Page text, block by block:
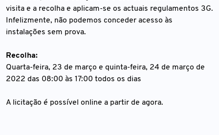
visita e a recolha e aplicam-se os actuais regulamentos 3G.
Infelizmente, não podemos conceder acesso às
instalações sem prova.
Recolha:
Quarta-feira, 23 de março e quinta-feira, 24 de março de
2022 das 08:00 às 17:00 todos os dias
A licitação é possível online a partir de agora.